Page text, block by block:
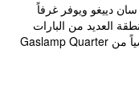
دييغو ويوفر غرفاً
العديد من البارات
والمطاعم والتي تبعد مجرد مسافة قصيرة مشياً من Gaslamp Quarter